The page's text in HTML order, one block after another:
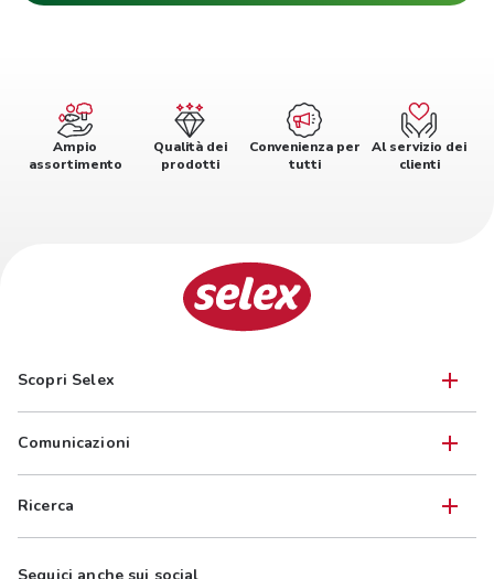
Ampio
assortimento
Qualità dei
prodotti
Convenienza per
tutti
Al servizio dei
clienti
Scopri Selex
Comunicazioni
Ricerca